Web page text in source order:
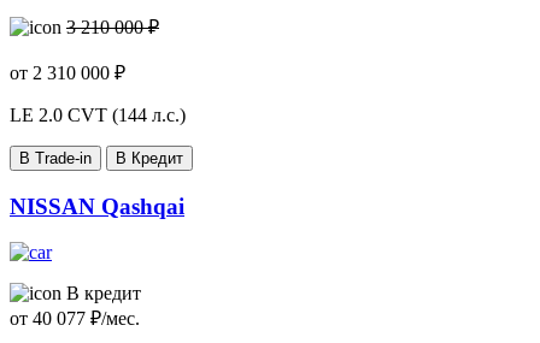
3 210 000 ₽
от 2 310 000 ₽
LE 2.0 CVT (144 л.с.)
В Trade-in В Кредит
NISSAN Qashqai
В кредит
от 40 077 ₽/мес.